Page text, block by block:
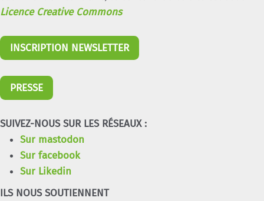
Licence Creative Commons
INSCRIPTION NEWSLETTER
PRESSE
SUIVEZ-NOUS SUR LES RÉSEAUX :
Sur mastodon
Sur facebook
Sur Likedin
ILS NOUS SOUTIENNENT